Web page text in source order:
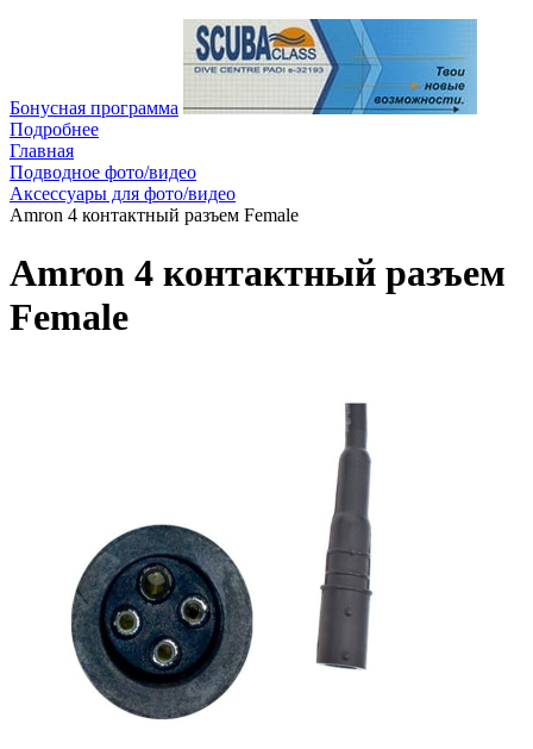
Бонусная программа
Подробнее
Главная
Подводное фото/видео
Аксессуары для фото/видео
Amron 4 контактный разъем Female
Amron 4 контактный разъем
Female